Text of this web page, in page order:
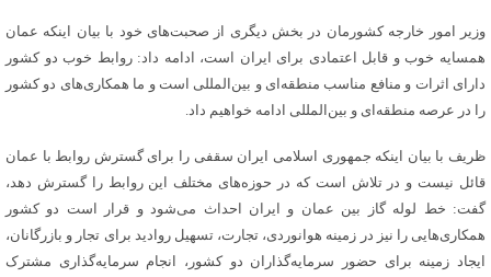
وزیر امور خارجه کشورمان در بخش دیگری از صحبت‌های خود با بیان اینکه عمان
همسایه خوب و قابل اعتمادی برای ایران است، ادامه داد: روابط خوب دو کشور
دارای اثرات و منافع مناسب منطقه‌ای و بین‌المللی است و ما همکاری‌های دو کشور
را در عرصه منطقه‌ای و بین‌المللی ادامه خواهیم داد.
ظریف با بیان اینکه جمهوری اسلامی ایران سقفی را برای گسترش روابط با عمان
قائل نیست و در تلاش است که در حوزه‌های مختلف این روابط را گسترش دهد،
گفت: خط لوله گاز بین عمان و ایران احداث می‌شود و قرار است دو کشور
همکاری‌هایی را نیز در زمینه هوانوردی، تجارت، ‌تسهیل روادید برای تجار و بازرگانان،
ایجاد زمینه برای حضور سرمایه‌گذاران دو کشور، انجام سرمایه‌گذاری مشترک